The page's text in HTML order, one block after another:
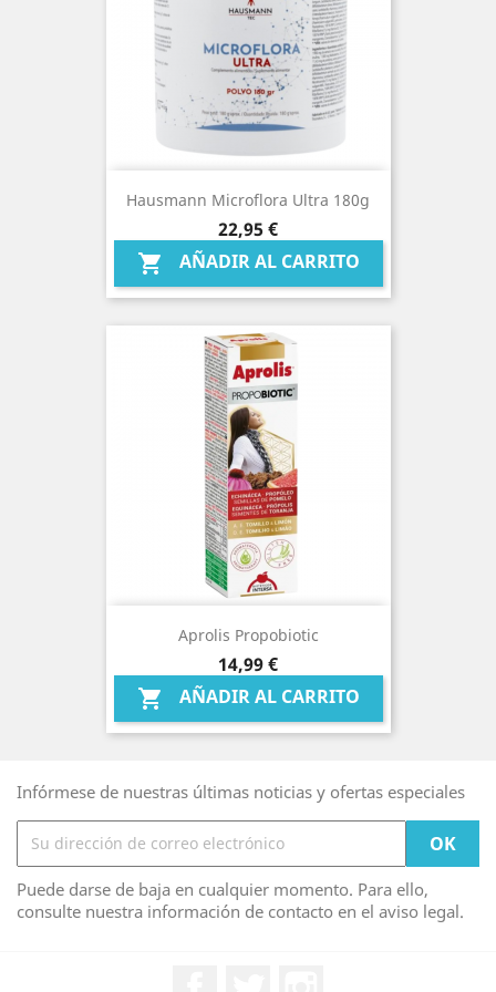
Hausmann Microflora Ultra 180g
Precio
22,95 €
 AÑADIR AL CARRITO
Aprolis Propobiotic
Precio
14,99 €
 AÑADIR AL CARRITO
Infórmese de nuestras últimas noticias y ofertas especiales
Puede darse de baja en cualquier momento. Para ello,
consulte nuestra información de contacto en el aviso legal.